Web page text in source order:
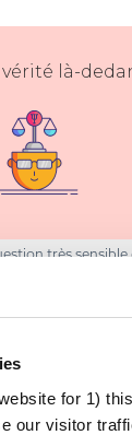
for 1)
our visitor
là-
très
tente de
défendent les
des sociétés
de la
et des libertés.